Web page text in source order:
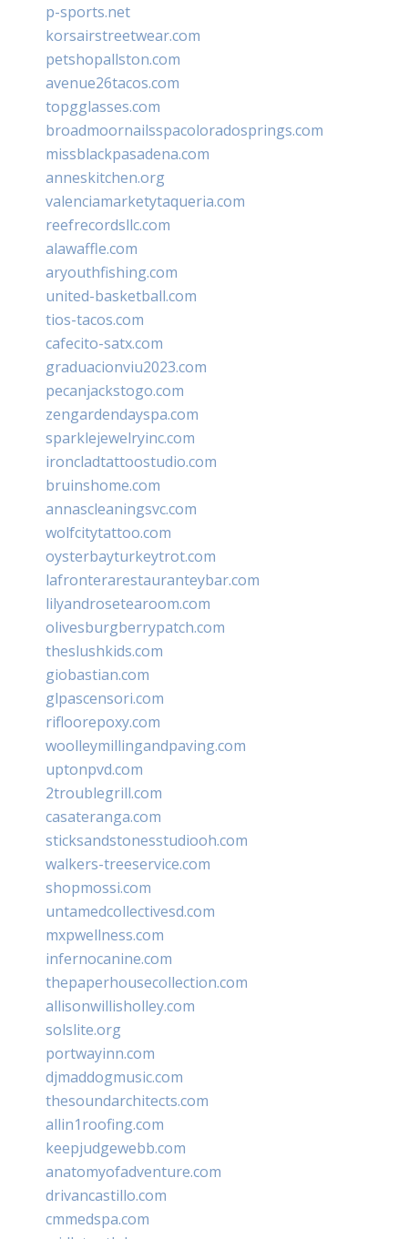
p-sports.net
korsairstreetwear.com
petshopallston.com
avenue26tacos.com
topgglasses.com
broadmoornailsspacoloradosprings.com
missblackpasadena.com
anneskitchen.org
valenciamarketytaqueria.com
reefrecordsllc.com
alawaffle.com
aryouthfishing.com
united-basketball.com
tios-tacos.com
cafecito-satx.com
graduacionviu2023.com
pecanjackstogo.com
zengardendayspa.com
sparklejewelryinc.com
ironcladtattoostudio.com
bruinshome.com
annascleaningsvc.com
wolfcitytattoo.com
oysterbayturkeytrot.com
lafronterarestauranteybar.com
lilyandrosetearoom.com
olivesburgberrypatch.com
theslushkids.com
giobastian.com
glpascensori.com
rifloorepoxy.com
woolleymillingandpaving.com
uptonpvd.com
2troublegrill.com
casateranga.com
sticksandstonesstudiooh.com
walkers-treeservice.com
shopmossi.com
untamedcollectivesd.com
mxpwellness.com
infernocanine.com
thepaperhousecollection.com
allisonwillisholley.com
solslite.org
portwayinn.com
djmaddogmusic.com
thesoundarchitects.com
allin1roofing.com
keepjudgewebb.com
anatomyofadventure.com
drivancastillo.com
cmmedspa.com